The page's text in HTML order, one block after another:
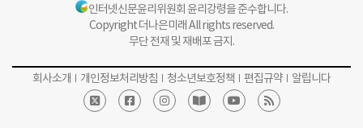
인터넷신문윤리위원회 윤리강령을 준수합니다.
Copyright 더나은미래 All rights reserved.
무단 전재 및 재배포 금지.
회사소개 개인정보처리방침 청소년보호정책 편집규약 알립니다